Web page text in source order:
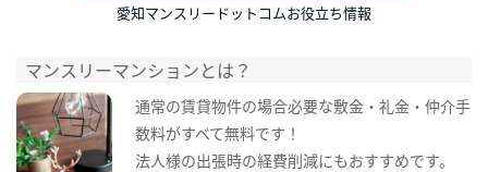
愛知マンスリードットコムお役立ち情報
マンスリーマンションとは？
通常の賃貸物件の場合必要な敷金・礼金・仲介手
数料がすべて無料です！
法人様の出張時の経費削減にもおすすめです。